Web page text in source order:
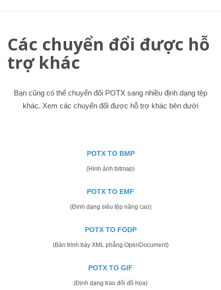
Các chuyển đổi được hỗ
trợ khác
Bạn cũng có thể chuyển đổi POTX sang nhiều định dạng tệp
khác. Xem các chuyển đổi được hỗ trợ khác bên dưới
POTX TO BMP
(Hình ảnh bitmap)
POTX TO EMF
(Định dạng siêu tệp nâng cao)
POTX TO FODP
(Bản trình bày XML phẳng OpenDocument)
POTX TO GIF
(Định dạng trao đổi đồ họa)